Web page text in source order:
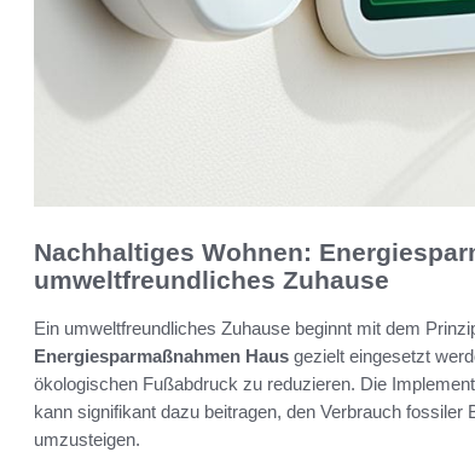
Nachhaltiges Wohnen:
umweltfreundliches Zuhause
Ein umweltfreundliches Zuhause beginnt mit dem
Energiesparmaßnahmen Haus gezielt eingesetzt
ökologischen Fußabdruck zu reduzieren. Die
kann signifikant dazu beitragen, den Verbrauch
umzusteigen.